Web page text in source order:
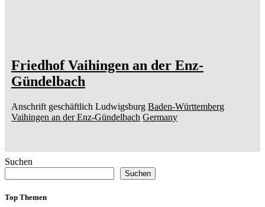
Friedhof Vaihingen an der Enz-
Gündelbach
Anschrift geschäftlich Ludwigsburg Baden-Württemberg
Vaihingen an der Enz-Gündelbach Germany
Suchen
Suchen
Top Themen